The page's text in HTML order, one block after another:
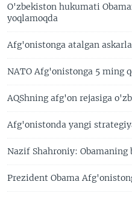
O'zbekiston hukumati
yoqlamoqda
Afg'onistonga atalgan
NATO Afg'onistonga 5 ming
AQShning afg'on rejasiga
Afg'onistonda yangi
Nazif Shahroniy: Obamaning
Prezident Obama